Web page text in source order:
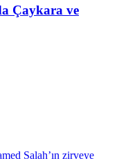
Çaykara ve